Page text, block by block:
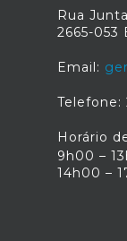
Rua
2665-053
Email:
Telefone:
Horário
9h00 –
14h00 –